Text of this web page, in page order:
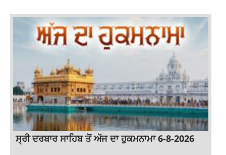
ਸ੍ਰੀ ਦਰਬਾਰ ਸਾਹਿਬ ਤੋਂ ਅੱਜ ਦਾ ਹੁਕਮਨਾਮਾ 6-8-2026